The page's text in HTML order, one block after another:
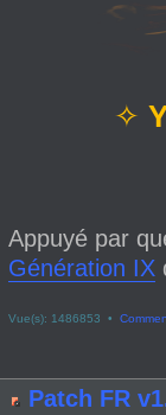
✧
Appuyé par
Génération IX
Vue(s): 1486853 •
Patch FR